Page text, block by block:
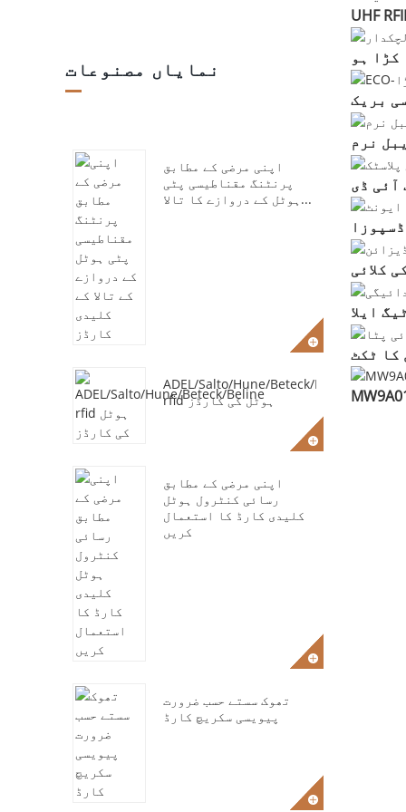
نمایاں مصنوعات
اپنی مرضی کے مطابق
پرنٹنگ مقناطیسی پٹی
ہوٹل کے دروازے کا تالا...
ADEL/Salto/Hune/Beteck/Beline
rfid ہوٹل کی کارڈز
اپنی مرضی کے مطابق
رسائی کنٹرول ہوٹل
کلیدی کارڈ کا استعمال
کریں
تھوک سستے حسب ضرورت
پیویسی سکریچ کارڈ